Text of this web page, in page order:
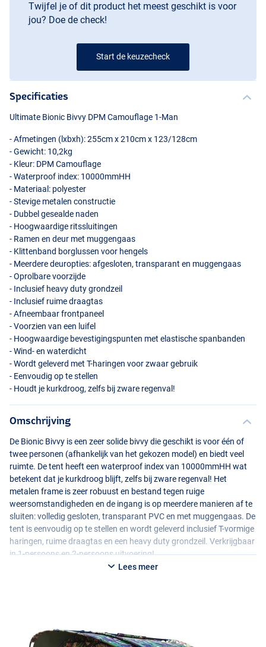
Twijfel je of dit product het meest geschikt is voor
jou? Doe de check!
Start de keuzecheck
Specificaties
Ultimate Bionic Bivvy DPM Camouflage 1-Man
- Afmetingen (lxbxh): 255cm x 210cm x 123/128cm
- Gewicht: 10,2kg
- Kleur: DPM Camouflage
- Waterproof index: 10000mmHH
- Materiaal: polyester
- Stevige metalen constructie
- Dubbel gesealde naden
- Hoogwaardige ritssluitingen
- Ramen en deur met muggengaas
- Klittenband borglussen voor hengels
- Meerdere deuropties: afgesloten, transparant en muggengaas
- Oprolbare voorzijde
- Inclusief heavy duty grondzeil
- Inclusief ruime draagtas
- Afneembaar frontpaneel
- Voorzien van een luifel
- Hoogwaardige bevestigingspunten met elastische spanbanden
- Wind- en waterdicht
- Wordt geleverd met T-haringen voor zwaar gebruik
- Eenvoudig op te stellen
- Houdt je kurkdroog, zelfs bij zware regenval!
Omschrijving
De Bionic Bivvy is een zeer solide bivvy die geschikt is voor één of
twee personen (afhankelijk van het gekozen model) en biedt veel
ruimte. De tent heeft een waterproof index van 10000mmHH wat
betekent dat je kurkdroog blijft, zelfs bij zware regenval! Het
metalen frame is zeer robuust en bestand tegen ruige
weersomstandigheden en de ingang is op meerdere manieren af te
sluiten: volledig gesloten, transparant PVCen met muggengaas. De
tent is eenvoudig op te stellen en wordt geleverd inclusief T-vormige
haringen, ruime draagtas en een heavy duty grondzeil. Verkrijgbaar
in 1-persoons en 2-persoons uitvoering!
Lees meer